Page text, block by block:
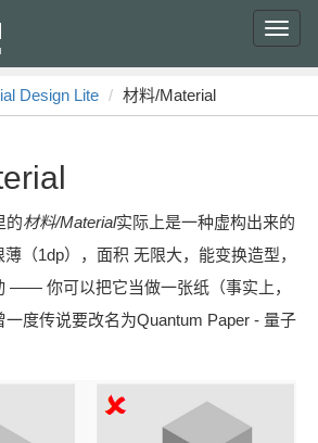
Design Lite 材料/Material
的材料/Material实际上是一种虚构出来的
（1dp），面积 无限大，能变换造型，
—— 你可以把它当做一张纸（事实上，
一度传说要改名为Quantum Paper - 量子